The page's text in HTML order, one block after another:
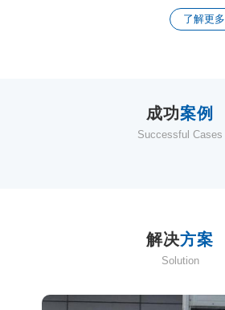
了解更多
成功案例
Successful Cases
解决方案
Solution